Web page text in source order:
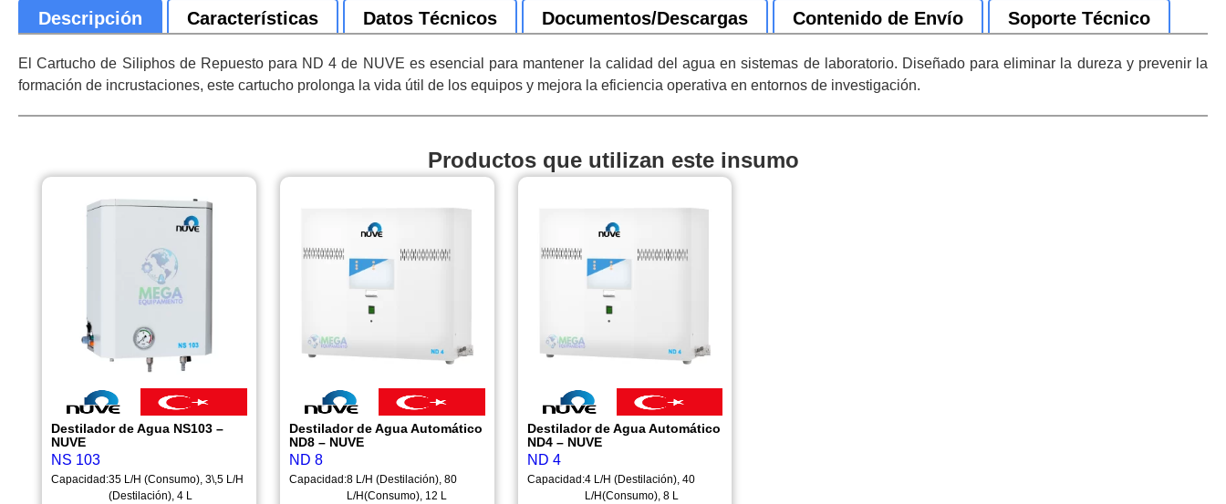
Descripción Características Datos Técnicos Documentos/Descargas Contenido de Envío Soporte Técnico
El Cartucho de Siliphos de Repuesto para ND 4 de NUVE es esencial para mantener la calidad del agua en sistemas de laboratorio. Diseñado para eliminar la dureza y prevenir la
formación de incrustaciones, este cartucho prolonga la vida útil de los equipos y mejora la eficiencia operativa en entornos de investigación.
Productos que utilizan este insumo
Destilador de Agua NS103 –
NUVE
NS 103
Capacidad:35 L/H (Consumo), 3\,5 L/H
(Destilación), 4 L
Destilador de Agua Automático
ND8 – NUVE
ND 8
Capacidad:8 L/H (Destilación), 80
L/H(Consumo), 12 L
Destilador de Agua Automático
ND4 – NUVE
ND 4
Capacidad:4 L/H (Destilación), 40
L/H(Consumo), 8 L